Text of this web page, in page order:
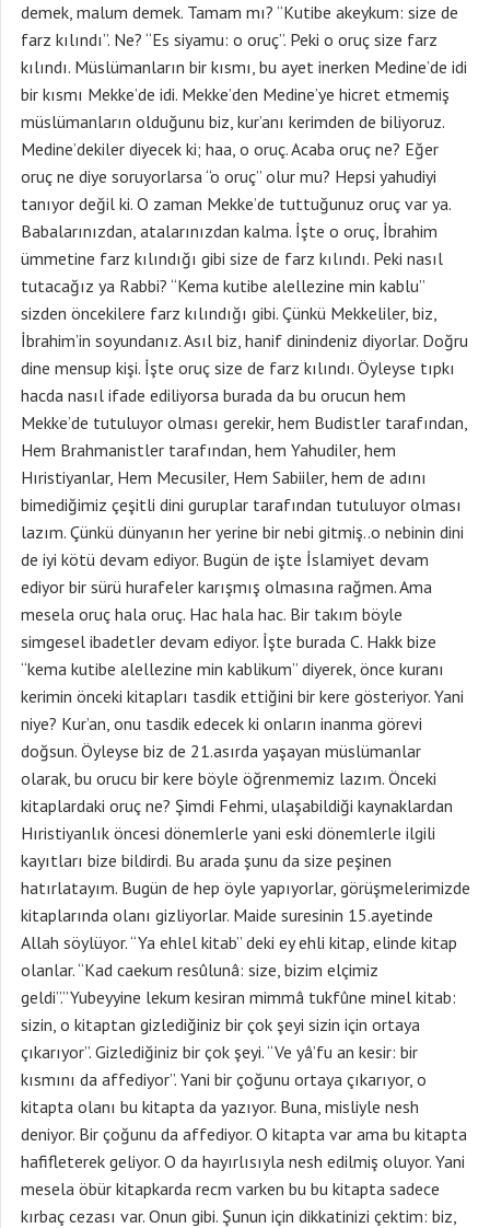
demek, malum demek. Tamam mı? “Kutibe akeykum: size de
farz kılındı”. Ne? “Es siyamu: o oruç”. Peki o oruç size farz
kılındı. Müslümanların bir kısmı, bu ayet inerken Medine’de idi
bir kısmı Mekke’de idi. Mekke’den Medine’ye hicret etmemiş
müslümanların olduğunu biz, kur’anı kerimden de biliyoruz.
Medine’dekiler diyecek ki; haa, o oruç. Acaba oruç ne? Eğer
oruç ne diye soruyorlarsa “o oruç” olur mu? Hepsi yahudiyi
tanıyor değil ki. O zaman Mekke’de tuttuğunuz oruç var ya.
Babalarınızdan, atalarınızdan kalma. İşte o oruç, İbrahim
ümmetine farz kılındığı gibi size de farz kılındı. Peki nasıl
tutacağız ya Rabbi? “Kema kutibe alellezine min kablu”
sizden öncekilere farz kılındığı gibi. Çünkü Mekkeliler, biz,
İbrahim’in soyundanız. Asıl biz, hanif dinindeniz diyorlar. Doğru
dine mensup kişi. İşte oruç size de farz kılındı. Öyleyse tıpkı
hacda nasıl ifade ediliyorsa burada da bu orucun hem
Mekke’de tutuluyor olması gerekir, hem Budistler tarafından,
Hem Brahmanistler tarafından, hem Yahudiler, hem
Hıristiyanlar, Hem Mecusiler, Hem Sabiiler, hem de adını
bimediğimiz çeşitli dini guruplar tarafından tutuluyor olması
lazım. Çünkü dünyanın her yerine bir nebi gitmiş..o nebinin dini
de iyi kötü devam ediyor. Bugün de işte İslamiyet devam
ediyor bir sürü hurafeler karışmış olmasına rağmen. Ama
mesela oruç hala oruç. Hac hala hac. Bir takım böyle
simgesel ibadetler devam ediyor. İşte burada C. Hakk bize
“kema kutibe alellezine min kablikum” diyerek, önce kuranı
kerimin önceki kitapları tasdik ettiğini bir kere gösteriyor. Yani
niye? Kur’an, onu tasdik edecek ki onların inanma görevi
doğsun. Öyleyse biz de 21.asırda yaşayan müslümanlar
olarak, bu orucu bir kere böyle öğrenmemiz lazım. Önceki
kitaplardaki oruç ne? Şimdi Fehmi, ulaşabildiği kaynaklardan
Hıristiyanlık öncesi dönemlerle yani eski dönemlerle ilgili
kayıtları bize bildirdi. Bu arada şunu da size peşinen
hatırlatayım. Bugün de hep öyle yapıyorlar, görüşmelerimizde
kitaplarında olanı gizliyorlar. Maide suresinin 15.ayetinde
Allah söylüyor. “Ya ehlel kitab” deki ey ehli kitap, elinde kitap
olanlar. “Kad caekum resûlunâ: size, bizim elçimiz
geldi”.”Yubeyyine lekum kesiran mimmâ tukfûne minel kitab:
sizin, o kitaptan gizlediğiniz bir çok şeyi sizin için ortaya
çıkarıyor”. Gizlediğiniz bir çok şeyi. “Ve yâ’fu an kesir: bir
kısmını da affediyor”. Yani bir çoğunu ortaya çıkarıyor, o
kitapta olanı bu kitapta da yazıyor. Buna, misliyle nesh
deniyor. Bir çoğunu da affediyor. O kitapta var ama bu kitapta
hafifleterek geliyor. O da hayırlısıyla nesh edilmiş oluyor. Yani
mesela öbür kitapkarda recm varken bu bu kitapta sadece
kırbaç cezası var. Onun gibi. Şunun için dikkatinizi çektim: biz,